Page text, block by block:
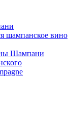
шампанское вино
Шампани